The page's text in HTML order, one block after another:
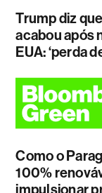
Trump diz
acabou após
EUA: ‘perda
Como o
100%
impulsionar